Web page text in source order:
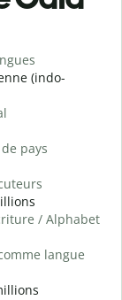
(indo-
pays
/ Alphabet
langue